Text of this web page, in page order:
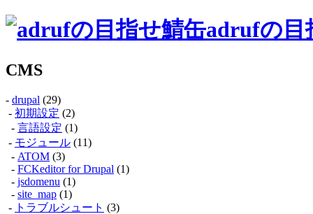
adrufの目
CMS
- drupal (29)
- 初期設定 (2)
- 言語設定 (1)
- モジュール (11)
- ATOM (3)
- FCKeditor for Drupal (1)
- jsdomenu (1)
- site_map (1)
- トラブルシュート (3)